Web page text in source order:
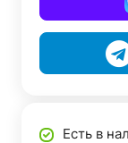
Есть в